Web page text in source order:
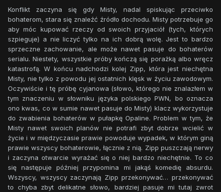
Konflikt zaczyna się gdy Misty, nadal spiskując przeciwko
bohaterom, stara się znaleźć źródło dochodu. Misty potrzebuje go
aby móc kupować rzeczy od swoich przyjaciół (tych, których
szpieguje) a nie liczyć tylko na ich dobrą wolę. Jest to bardzo
sprzeczne zachowanie, ale może nawet pasuje do bohaterów
serialu. Niestety, wszystkie próby kończą się porażką albo wręcz
katastrofą. W końcu nadchodzi kolej Zipp, która jest niechętna
Misty, nie tylko z powodu jej ostatnich klęsk w życiu zawodowym.
Oczywiście i tę próbę cyjanowa (słowo, którego nie znalazłem w
tym znaczeniu w słowniku języka polskiego PWN, bo oznacza
ono kwas, co w sumie nawet pasuje do Misty) klacz wykorzystuje
do zwabienia bohaterów w pułapkę Opaline. Problem w tym, że
Misty nawet swoich planów nie potrafi zbyt dobrze wcielić w
życie i w międzyczasie prawie powoduje wypadek, w którym giną
prawie wszyscy bohaterowie, łącznie z nią. Zipp puszczają nerwy
i zaczyna otwarcie wyrażać się o niej bardzo niechętnie. To co
się następuje później przypomina mi jakąś komedię absurdu.
Wszyscy, wszyscy zaczynają Zipp przekonywać… przekonywać
to chyba zbyt delikatne słowo, bardziej pasuje mi tutaj zwrot